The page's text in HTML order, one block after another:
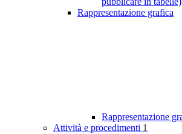
Rappresentazione grafica
Rappresentazione
Attività e procedimenti 1